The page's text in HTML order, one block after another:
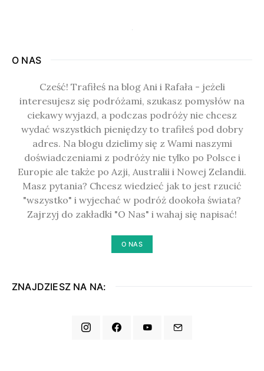
O NAS
Cześć! Trafiłeś na blog Ani i Rafała - jeżeli
interesujesz się podróżami, szukasz pomysłów na
ciekawy wyjazd, a podczas podróży nie chcesz
wydać wszystkich pieniędzy to trafiłeś pod dobry
adres. Na blogu dzielimy się z Wami naszymi
doświadczeniami z podróży nie tylko po Polsce i
Europie ale także po Azji, Australii i Nowej Zelandii.
Masz pytania? Chcesz wiedzieć jak to jest rzucić
"wszystko" i wyjechać w podróż dookoła świata?
Zajrzyj do zakładki "O Nas" i wahaj się napisać!
O NAS
ZNAJDZIESZ NA NA: